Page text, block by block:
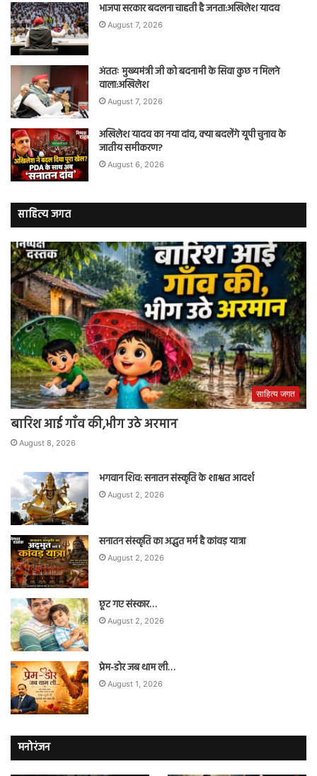
भाजपा सरकार बदलना चाहती है जनता:अखिलेश यादव
August 7, 2026
अंततः मुख्यमंत्री जी को बदनामी के सिवा कुछ न मिलने
वाला:अखिलेश
August 7, 2026
अखिलेश यादव का नया दांव, क्या बदलेंगे यूपी चुनाव के
जातीय समीकरण?
August 6, 2026
साहित्य जगत
साहित्य जगत
बारिश आई गाँव की,भीग उठे अरमान
August 8, 2026
भगवान शिव: सनातन संस्कृति के शाश्वत आदर्श
August 2, 2026
सनातन संस्कृति का अद्भुत मर्म है कांवड़ यात्रा
August 2, 2026
छूट गए संस्कार…
August 2, 2026
प्रेम-डोर जब थाम ली…
August 1, 2026
मनोरंजन